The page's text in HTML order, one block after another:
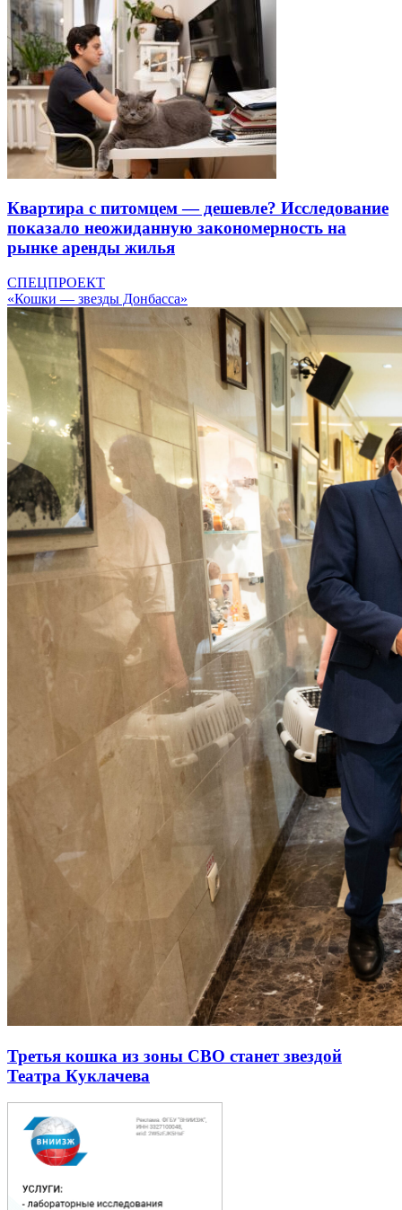
Квартира с питомцем — дешевле? Исследование
показало неожиданную закономерность на
рынке аренды жилья
СПЕЦПРОЕКТ
«Кошки — звезды Донбасса»
Третья кошка из зоны СВО станет звездой
Театра Куклачева